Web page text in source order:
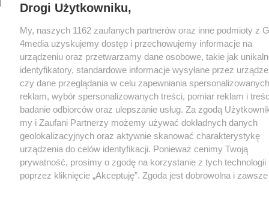
Drogi Użytkowniku,
My, naszych 1162 zaufanych partnerów oraz inne podmioty z
4media uzyskujemy dostęp i przechowujemy informacje na
urządzeniu oraz przetwarzamy dane osobowe, takie jak
identyfikatory, standardowe informacje wysyłane przez
czy dane przeglądania w celu zapewniania spersonalizowanych
reklam, wybór spersonalizowanych treści, pomiar reklam i
badanie odbiorców oraz ulepszanie usług. Za zgodą
my i Zaufani Partnerzy możemy używać dokładnych danych
geolokalizacyjnych oraz aktywnie skanować charakterystykę
urządzenia do celów identyfikacji. Ponieważ cenimy Twoją
prywatność, prosimy o zgodę na korzystanie z tych technologii
poprzez kliknięcie „Akceptuję”. Zgoda jest dobrowolna i zawsze